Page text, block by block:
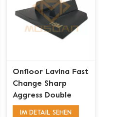
Onfloor Lavina Fast
Change Sharp
Aggress Double
Riptips Segment
IM DETAIL SEHEN